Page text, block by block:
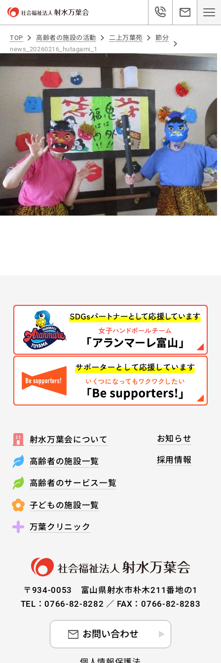
TOP 高齢者の施設の活動 二上万葉苑
節分
news_20260216_hutagami_1
射水万葉会について
高齢者の施設一覧
高齢者のサービス一覧
子どもの施設一覧
万葉クリニック
お知らせ
採用情報
〒934-0053 富山県射水市朴木211番地の1
TEL：0766-82-8282 ／ FAX：0766-82-8283
お問い合わせ